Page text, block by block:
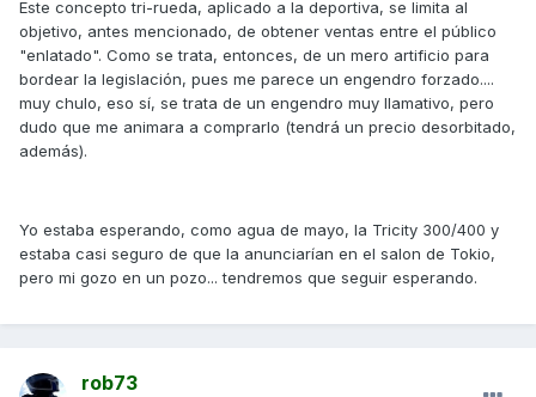
Este concepto tri-rueda, aplicado a la deportiva, se limita al
objetivo, antes mencionado, de obtener ventas entre el público
"enlatado". Como se trata, entonces, de un mero artificio para
bordear la legislación, pues me parece un engendro forzado....
muy chulo, eso sí, se trata de un engendro muy llamativo, pero
dudo que me animara a comprarlo (tendrá un precio desorbitado,
además).
Yo estaba esperando, como agua de mayo, la Tricity 300/400 y
estaba casi seguro de que la anunciarían en el salon de Tokio,
pero mi gozo en un pozo... tendremos que seguir esperando.
rob73